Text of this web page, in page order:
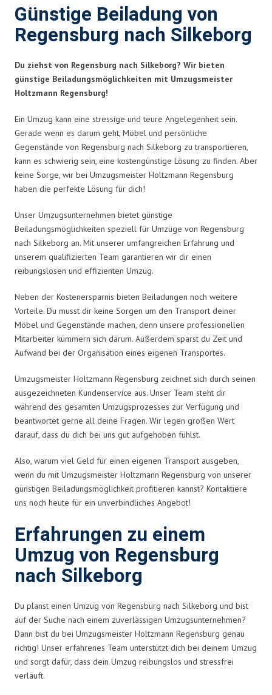
Günstige Beiladung von
Regensburg nach Silkeborg
Du ziehst von Regensburg nach Silkeborg? Wir bieten
günstige Beiladungsmöglichkeiten mit Umzugsmeister
Holtzmann Regensburg!
Ein Umzug kann eine stressige und teure Angelegenheit sein.
Gerade wenn es darum geht, Möbel und persönliche
Gegenstände von Regensburg nach Silkeborg zu transportieren,
kann es schwierig sein, eine kostengünstige Lösung zu finden. Aber
keine Sorge, wir bei Umzugsmeister Holtzmann Regensburg
haben die perfekte Lösung für dich!
Unser Umzugsunternehmen bietet günstige
Beiladungsmöglichkeiten speziell für Umzüge von Regensburg
nach Silkeborg an. Mit unserer umfangreichen Erfahrung und
unserem qualifizierten Team garantieren wir dir einen
reibungslosen und effizienten Umzug.
Neben der Kostenersparnis bieten Beiladungen noch weitere
Vorteile. Du musst dir keine Sorgen um den Transport deiner
Möbel und Gegenstände machen, denn unsere professionellen
Mitarbeiter kümmern sich darum. Außerdem sparst du Zeit und
Aufwand bei der Organisation eines eigenen Transportes.
Umzugsmeister Holtzmann Regensburg zeichnet sich durch seinen
ausgezeichneten Kundenservice aus. Unser Team steht dir
während des gesamten Umzugsprozesses zur Verfügung und
beantwortet gerne all deine Fragen. Wir legen großen Wert
darauf, dass du dich bei uns gut aufgehoben fühlst.
Also, warum viel Geld für einen eigenen Transport ausgeben,
wenn du mit Umzugsmeister Holtzmann Regensburg von unserer
günstigen Beiladungsmöglichkeit profitieren kannst? Kontaktiere
uns noch heute für ein unverbindliches Angebot!
Erfahrungen zu einem
Umzug von Regensburg
nach Silkeborg
Du planst einen Umzug von Regensburg nach Silkeborg und bist
auf der Suche nach einem zuverlässigen Umzugsunternehmen?
Dann bist du bei Umzugsmeister Holtzmann Regensburg genau
richtig! Unser erfahrenes Team unterstützt dich bei deinem Umzug
und sorgt dafür, dass dein Umzug reibungslos und stressfrei
verläuft.